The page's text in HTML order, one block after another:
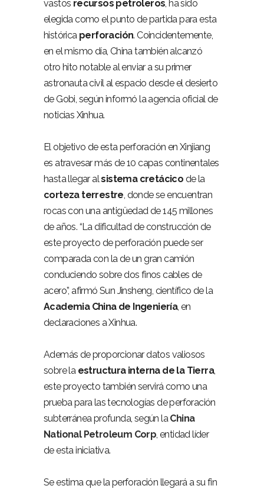
vastos recursos petroleros, ha sido
elegida como el punto de partida para esta
histórica perforación. Coincidentemente,
en el mismo día, China también alcanzó
otro hito notable al enviar a su primer
astronauta civil al espacio desde el desierto
de Gobi, según informó la agencia oficial de
noticias Xinhua.
El objetivo de esta perforación en Xinjiang
es atravesar más de 10 capas continentales
hasta llegar alsistema cretácico de la
corteza terrestre, donde se encuentran
rocas con una antigüedad de 145 millones
de años. “La dificultad de construcción de
este proyecto de perforación puede ser
comparada con la de un gran camión
conduciendo sobre dos finos cables de
acero”, afirmó Sun Jinsheng, científico de la
Academia China de Ingeniería, en
declaraciones a Xinhua.
Además de proporcionar datos valiosos
sobre la estructura interna de la Tierra,
este proyecto también servirá como una
prueba para las tecnologías de perforación
subterránea profunda, según laChina
National Petroleum Corp, entidad líder
de esta iniciativa.
Se estima que la perforación llegará a su fin